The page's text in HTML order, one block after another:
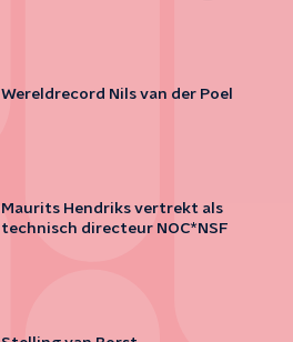
Wereldrecord Nils van der Poel
Maurits Hendriks vertrekt als
technisch directeur NOC*NSF